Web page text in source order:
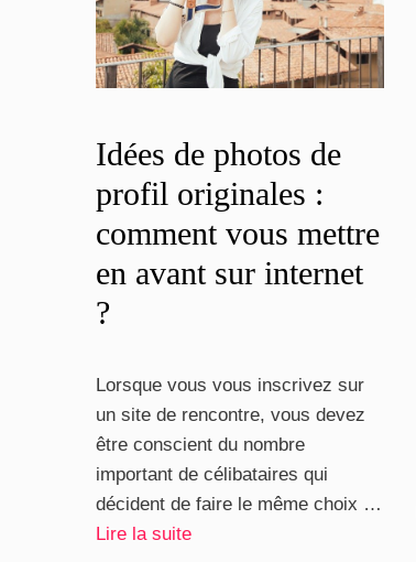
Idées de photos de
profil originales :
comment vous mettre
en avant sur internet
?
Lorsque vous vous inscrivez sur
un site de rencontre, vous devez
être conscient du nombre
important de célibataires qui
décident de faire le même choix …
Lire la suite